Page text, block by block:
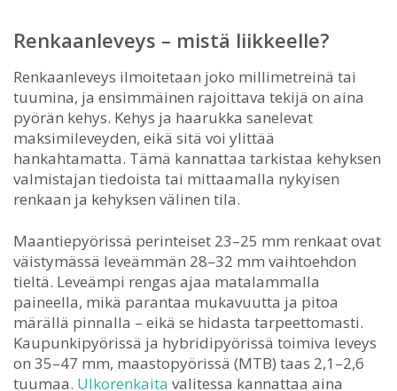
Renkaanleveys – mistä liikkeelle?
Renkaanleveys ilmoitetaan joko millimetreinä tai
tuumina, ja ensimmäinen rajoittava tekijä on aina
pyörän kehys. Kehys ja haarukka sanelevat
maksimileveyden, eikä sitä voi ylittää
hankahtamatta. Tämä kannattaa tarkistaa kehyksen
valmistajan tiedoista tai mittaamalla nykyisen
renkaan ja kehyksen välinen tila.
Maantiepyörissä perinteiset 23–25 mm renkaat ovat
väistymässä leveämmän 28–32 mm vaihtoehdon
tieltä. Leveämpi rengas ajaa matalammalla
paineella, mikä parantaa mukavuutta ja pitoa
märällä pinnalla – eikä se hidasta tarpeettomasti.
Kaupunkipyörissä ja hybridipyörissä toimiva leveys
on 35–47 mm, maastopyörissä (MTB) taas 2,1–2,6
tuumaa. Ulkorenkaita valitessa kannattaa aina